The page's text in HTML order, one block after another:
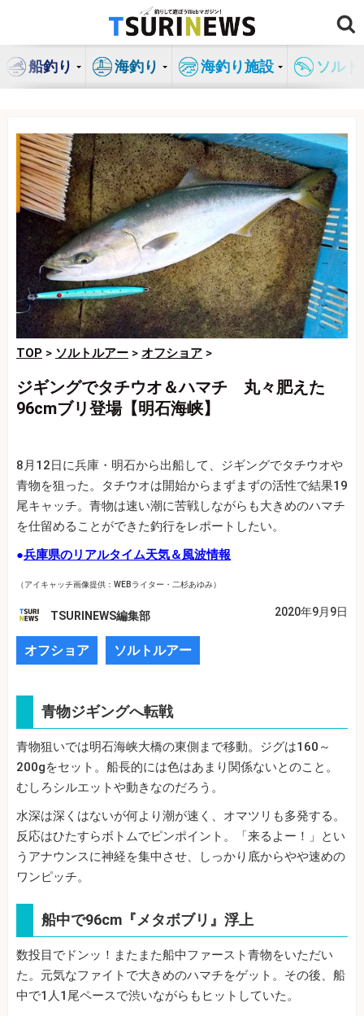
ン
船釣り 海釣り 海釣り施設 ソル
TOP > ソルトルアー > オフショア >
ジギングでタチウオ＆ハマチ 丸々肥えた
96cmブリ登場【明石海峡】
8月12日に兵庫・明石から出船して、ジギングでタチウオや
青物を狙った。タチウオは開始からまずまずの活性で結果19
尾キャッチ。青物は速い潮に苦戦しながらも大きめのハマチ
を仕留めることができた釣行をレポートしたい。
●兵庫県のリアルタイム天気＆風波情報
（アイキャッチ画像提供：WEBライター・二杉あゆみ）
TSURINEWS編集部 2020年9月9日
オフショア ソルトルアー
青物ジギングへ転戦
青物狙いでは明石海峡大橋の東側まで移動。ジグは160～
200gをセット。船長的には色はあまり関係ないとのこと。
むしろシルエットや動きなのだろう。
水深は深くはないが何より潮が速く、オマツリも多発する。
反応はひたすらボトムでピンポイント。「来るよー！」とい
うアナウンスに神経を集中させ、しっかり底からやや速めの
ワンピッチ。
船中で96cm『メタボブリ』浮上
数投目でドンッ！またまた船中ファースト青物をいただい
た。元気なファイトで大きめのハマチをゲット。その後、船
中で1人1尾ペースで渋いながらもヒットしていた。